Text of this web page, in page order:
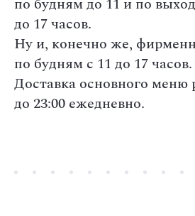
по будням до 11 и по
до 17 часов.
Ну и, конечно же,
по будням с 11 до 17 часов.
Доставка основного меню
до 23:00 ежедневно.